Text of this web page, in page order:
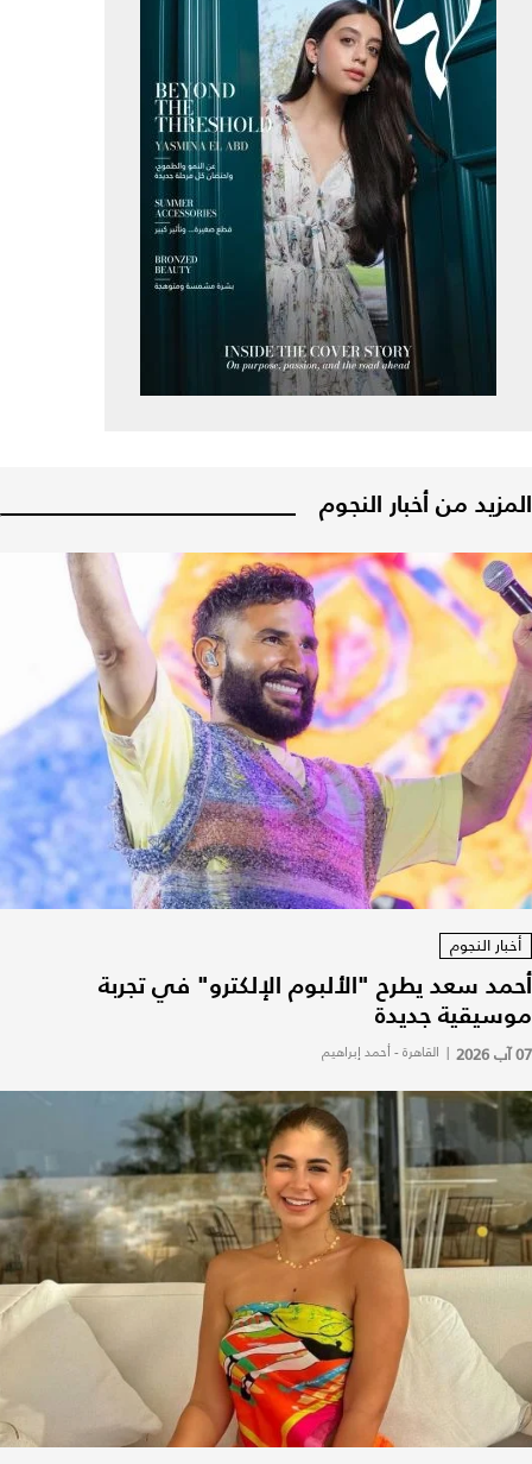
المزيد من أخبار النجوم
أخبار النجوم
أحمد سعد يطرح "الألبوم الإلكترو" في تجربة
موسيقية جديدة
07 آب 2026 | القاهرة - أحمد إبراهيم